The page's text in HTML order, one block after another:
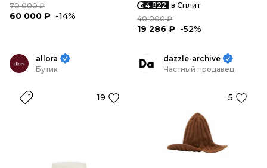
70 000 ₽
60 000 ₽ -14%
4 822 в Сплит
40 000 ₽
19 286 ₽ -52%
allora
Бутик
19
dazzle-archive
Частный продавец
5